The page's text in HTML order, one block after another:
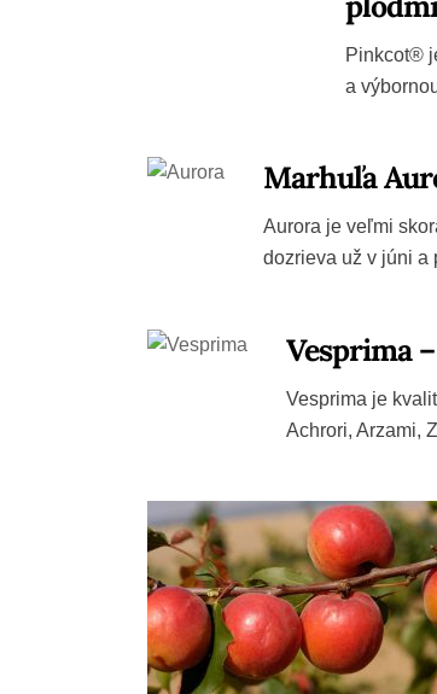
Pinkcot®
a
Marhuľa
Aurora je veľmi
dozrieva už v júni a
Vesprima
Vesprima je
Achrori, Arzami,